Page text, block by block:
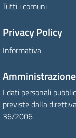
Tutti i comuni
Privacy Policy
Informativa
I dati personali
previste dalla
36/2006